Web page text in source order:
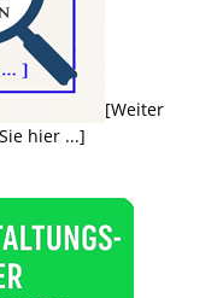
[Weiter
hier ...]